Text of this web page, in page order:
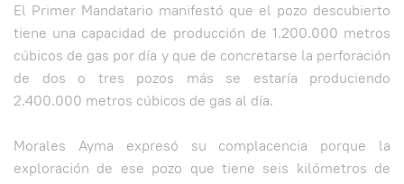
El Primer Mandatario manifestó que el pozo descubierto
tiene una capacidad de producción de 1.200.000 metros
cúbicos de gas por día y que de concretarse la perforación
de dos o tres pozos más se estaría produciendo
2.400.000 metros cúbicos de gas al día.
Morales Ayma expresó su complacencia porque la
exploración de ese pozo que tiene seis kilómetros de